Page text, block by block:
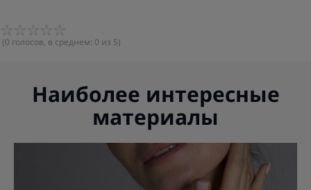
(0 голосов, в среднем: 0 из 5)
Наиболее интересные
материалы